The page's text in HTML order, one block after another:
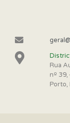
Rua
nº
Porto,